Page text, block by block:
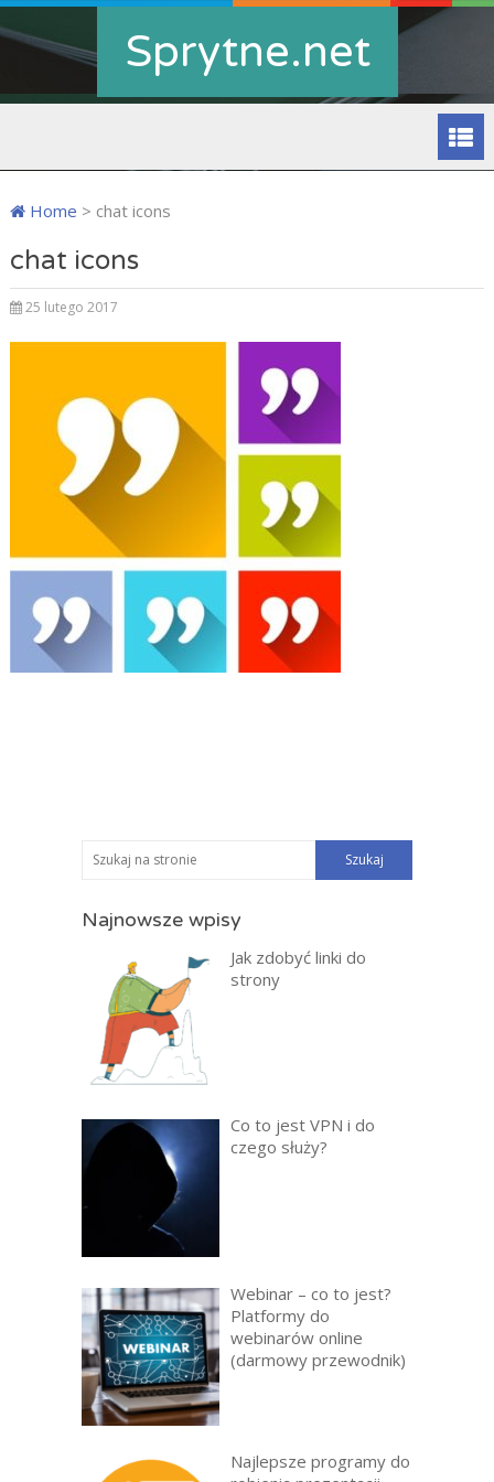
Sprytne.net
Home > chat icons
chat icons
25 lutego 2017
Najnowsze wpisy
Jak zdobyć linki do
strony
Co to jest VPN i do
czego służy?
Webinar – co to jest?
Platformy do
webinarów online
(darmowy przewodnik)
Najlepsze programy do